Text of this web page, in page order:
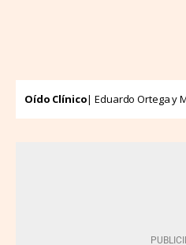
Oído Clínico| Eduardo Ortega y